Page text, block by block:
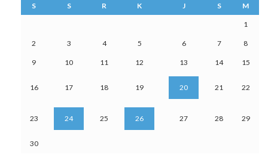
S S R K J S M
1
2 3 4 5 6 7 8
9 10 11 12 13 14 15
16 17 18 19 20 21 22
23 24 25 26 27 28 29
30